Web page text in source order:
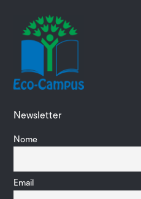
Newsletter
Nome
Email